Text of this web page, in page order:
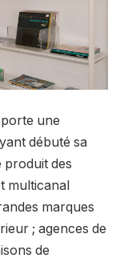
une
débuté sa
produit des
multicanal
marques
; agences de
de